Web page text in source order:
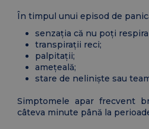
În timpul unui episod de
senzația că nu poți
transpirații reci;
palpitații;
amețeală;
stare de neliniște sau
Simptomele apar frecvent
câteva minute până la